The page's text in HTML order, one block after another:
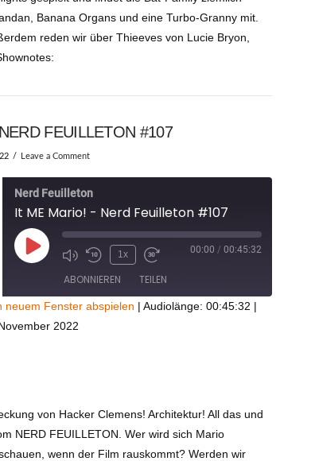
Banana Organs und eine Turbo-Granny mit.
reden wir über Thieeves von Lucie Bryon,
FEUILLETON #107
Leave a Comment
Nerd Feuilleton
It ME Mario! - Nerd Feuilleton #107
Play
Episode
1x 00:00 / 00:45:32
ABONNIEREN TEILEN
neuem Fenster abspielen | Audiolänge: 00:45:32 |
2022
von Hacker Clemens! Architektur! All das und
NERD FEUILLETON. Wer wird sich Mario
wenn der Film rauskommt? Werden wir